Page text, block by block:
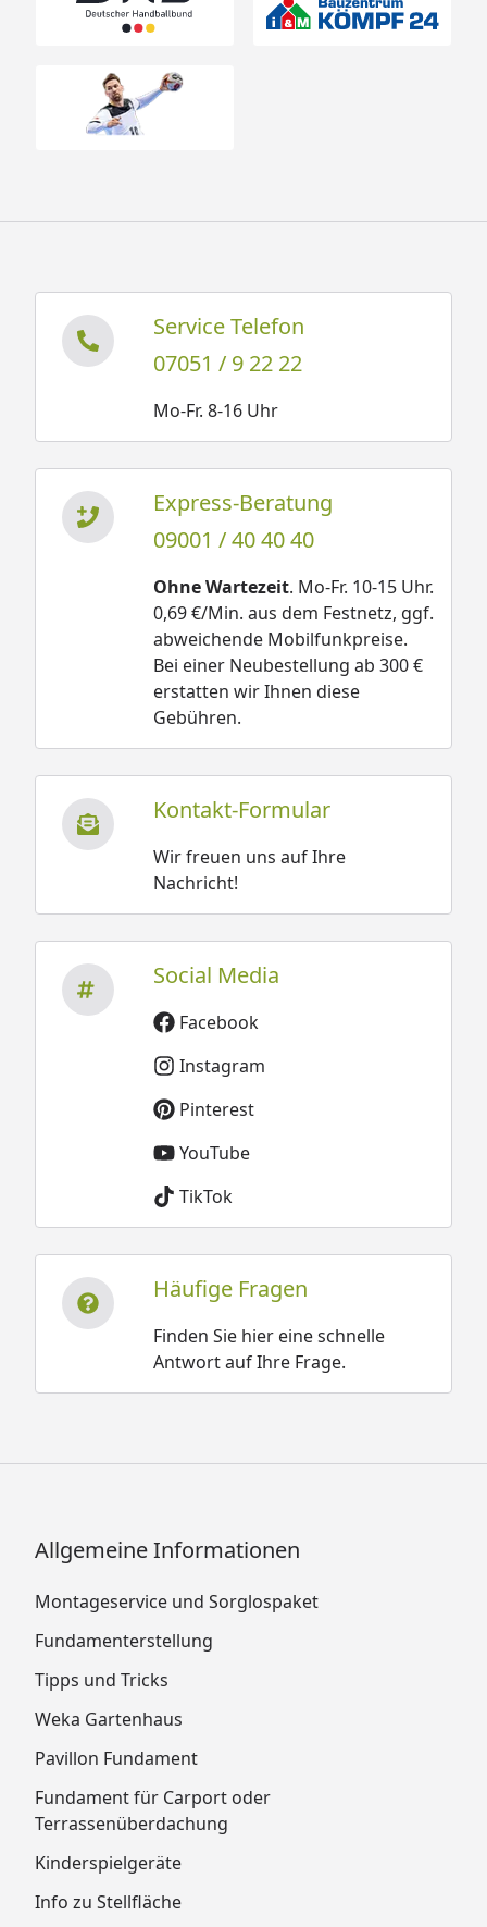
Service Telefon
07051 / 9 22 22
Mo-Fr. 8-16 Uhr
Express-Beratung
09001 / 40 40 40
Ohne Wartezeit. Mo-Fr. 10-15 Uhr.
0,69 €/Min. aus dem Festnetz, ggf.
abweichende Mobilfunkpreise.
Bei einer Neubestellung ab 300 €
erstatten wir Ihnen diese
Gebühren.
Kontakt-Formular
Wir freuen uns auf Ihre
Nachricht!
Social Media
Facebook
Instagram
Pinterest
YouTube
TikTok
Häufige Fragen
Finden Sie hier eine schnelle
Antwort auf Ihre Frage.
Allgemeine Informationen
Montageservice und Sorglospaket
Fundamenterstellung
Tipps und Tricks
Weka Gartenhaus
Pavillon Fundament
Fundament für Carport oder
Terrassenüberdachung
Kinderspielgeräte
Info zu Stellfläche